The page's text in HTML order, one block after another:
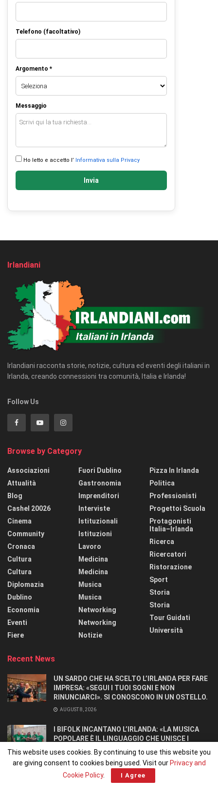
Telefono (facoltativo)
Argomento *
Messaggio
Ho letto e accetto l’ Informativa sulla Privacy
Invia
Irlandiani
Irlandiani racconta storie, notizie, cultura ed eventi degli italiani in
Irlanda, creando connessioni tra comunità, Italia e Irlanda!
Follow Us
Browse by Category
Associazioni
Attualità
Blog
Cashel 20026
Cinema
Community
Cronaca
Cultura
Cultura
Diplomazia
Dublino
Economia
Eventi
Fiere
Fuori Dublino
Gastronomia
Imprenditori
Interviste
Istituzionali
Istituzioni
Lavoro
Medicina
Medicina
Musica
Musica
Networking
Networking
Notizie
Pizza In Irlanda
Politica
Professionisti
Progettoi Scuola
Protagonisti
Italia–Irlanda
Ricerca
Ricercatori
Ristorazione
Sport
Storia
Storia
Tour Guidati
Università
Recent News
UN SARDO CHE HA SCELTO L’IRLANDA PER FARE
IMPRESA: «SEGUI I TUOI SOGNI E NON
RINUNCIARCI». SI CONOSCONO IN UN OSTELLO.
AUGUST 8, 2026
I BIFOLK INCANTANO L’IRLANDA: «LA MUSICA
POPOLARE È IL LINGUAGGIO CHE UNISCE I
POPOLI»
JULY 31, 2026
This website uses cookies. By continuing to use this website you
are giving consent to cookies being used. Visit our Privacy and
Cookie Policy. I Agree